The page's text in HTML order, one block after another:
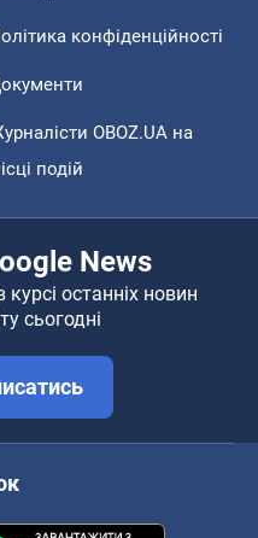
конфіденційності
OBOZ.UA на
подій
News
останніх новин
сьогодні